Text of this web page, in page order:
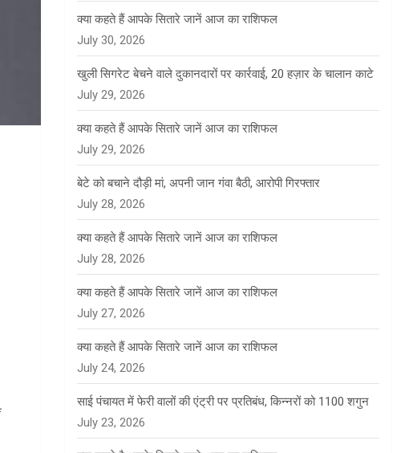
क्या कहते हैं आपके सितारे जानें आज का राशिफल
July 30, 2026
खुली सिगरेट बेचने वाले दुकानदारों पर कार्रवाई, 20 हज़ार के चालान काटे
July 29, 2026
क्या कहते हैं आपके सितारे जानें आज का राशिफल
July 29, 2026
बेटे को बचाने दौड़ी मां, अपनी जान गंवा बैठी, आरोपी गिरफ्तार
July 28, 2026
क्या कहते हैं आपके सितारे जानें आज का राशिफल
July 28, 2026
क्या कहते हैं आपके सितारे जानें आज का राशिफल
July 27, 2026
क्या कहते हैं आपके सितारे जानें आज का राशिफल
July 24, 2026
साई पंचायत में फेरी वालों की एंट्री पर प्रतिबंध, किन्नरों को 1100 शगुन
July 23, 2026